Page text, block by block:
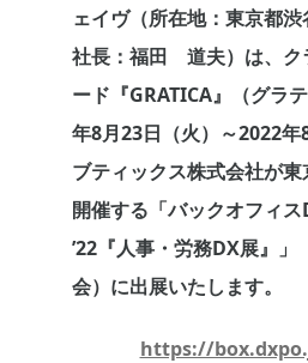
ェイヴ（所在地：東京都
社長：福田 道夫）は、ク
ード『GRATICA』（グラ
年8月23日（火）～2022年
ブティックス株式会社が
開催する「バックオフィ
’22『人事・労務DX展』」
会）に出展いたします。
https://